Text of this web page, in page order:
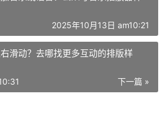
2025年10月13日 am10:21
滑动？去哪找更多互动的排版样
下一篇 »